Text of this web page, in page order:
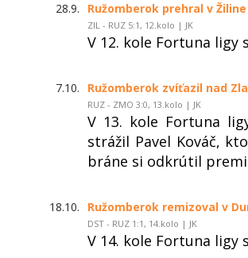
28.9. Ružomberok prehral v Žiline
ZIL - RUZ 5:1, 12.kolo | JK
V 12. kole Fortuna
7.10. Ružomberok zvíťazil nad
RUZ - ZMO 3:0, 13.kolo | JK
V 13. kole Fortuna
strážil Pavel Kováč,
bráne si odkrútil
18.10. Ružomberok remizoval v
DST - RUZ 1:1, 14.kolo | JK
V 14. kole Fortuna ligy